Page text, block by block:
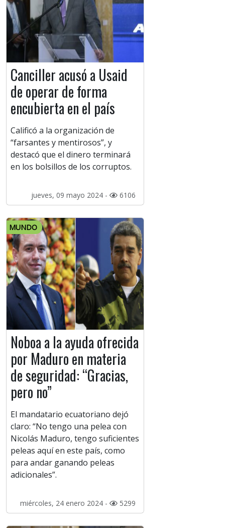
Canciller acusó a Usaid
de operar de forma
encubierta en el país
Calificó a la organización de
“farsantes y mentirosos”, y
destacó que el dinero terminará
en los bolsillos de los corruptos.
jueves, 09 mayo 2024 - 6106
MUNDO
Noboa a la ayuda ofrecida
por Maduro en materia
de seguridad: “Gracias,
pero no”
El mandatario ecuatoriano dejó
claro: “No tengo una pelea con
Nicolás Maduro, tengo suficientes
peleas aquí en este país, como
para andar ganando peleas
adicionales”.
miércoles, 24 enero 2024 - 5299